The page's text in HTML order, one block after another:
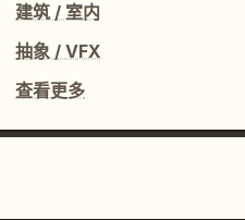
建筑 / 室内
抽象 / VFX
查看更多